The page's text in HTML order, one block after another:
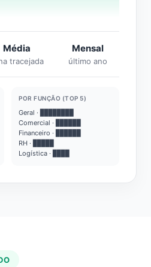
Média
tracejada
Mensal
último ano
POR FUNÇÃO (TOP 5)
Geral · ████████
Comercial · ██████
Financeiro · ██████
RH · █████
Logística · ████